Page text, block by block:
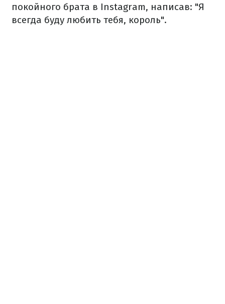
покойного брата в Instagram, написав: "Я
всегда буду любить тебя, король".